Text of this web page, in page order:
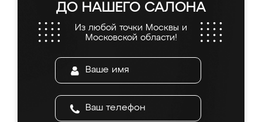
ДО НАШЕГО САЛОНА
Из любой точки Москвы и
Московской области!